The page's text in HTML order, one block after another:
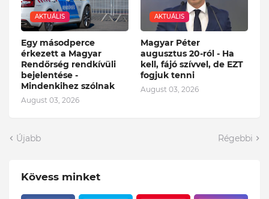
AKTUÁLIS
Egy másodperce
érkezett a Magyar
Rendőrség rendkívüli
bejelentése -
Mindenkihez szólnak
August 03, 2026
AKTUÁLIS
Magyar Péter
augusztus 20-ról - Ha
kell, fájó szívvel, de EZT
fogjuk tenni
August 03, 2026
Újabb Régebbi
Kövess minket